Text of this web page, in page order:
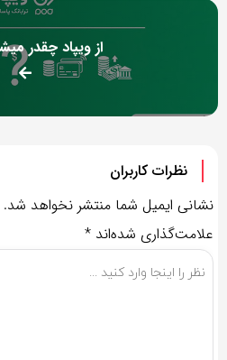
نظرات کاربران
نشانی ایمیل شما منتشر نخواهد شد.
علامت‌گذاری شده‌اند *